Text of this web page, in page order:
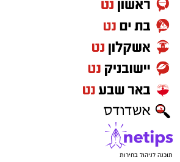
להגשת מועמדות
לחצו כאן
יש לכם מידע חשוב שטרם נחשף?
חדשותי? מצאתם טעות בכתבה?
אותנו
תוכנה לניהול בחירות